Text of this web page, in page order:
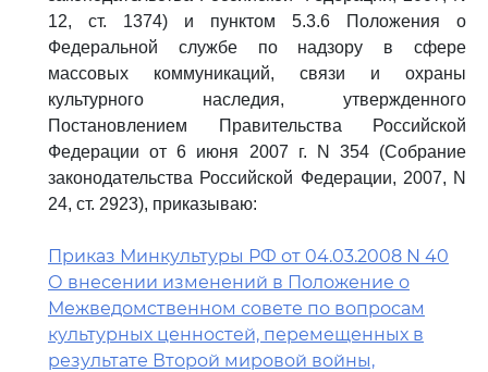
12, ст. 1374) и пунктом 5.3.6 Положения о
Федеральной службе по надзору в сфере
массовых коммуникаций, связи и охраны
культурного наследия, утвержденного
Постановлением Правительства Российской
Федерации от 6 июня 2007 г. N 354 (Собрание
законодательства Российской Федерации, 2007, N
24, ст. 2923), приказываю:
Приказ Минкультуры РФ от 04.03.2008 N 40
О внесении изменений в Положение о
Межведомственном совете по вопросам
культурных ценностей, перемещенных в
результате Второй мировой войны,